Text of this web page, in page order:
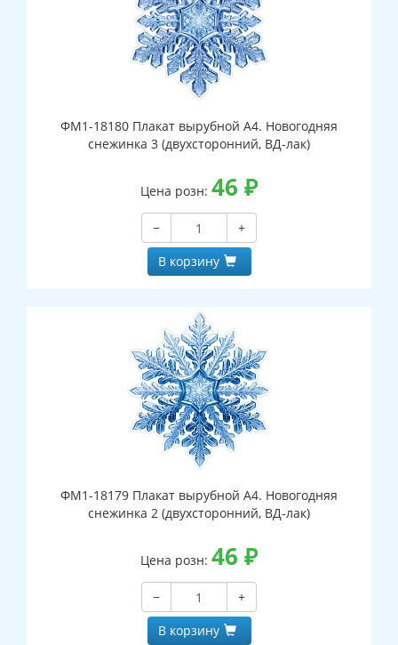
ФМ1-18180 Плакат вырубной А4. Новогодняя
снежинка 3 (двухсторонний, ВД-лак)
Цена розн: 46 ₽
−
+
В корзину
ФМ1-18179 Плакат вырубной А4. Новогодняя
снежинка 2 (двухсторонний, ВД-лак)
Цена розн: 46 ₽
−
+
В корзину